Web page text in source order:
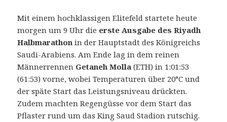
Mit einem hochklassigen Elitefeld startete heute
morgen um 9 Uhr die erste Ausgabe des Riyadh
Halbmarathon in der Hauptstadt des Königreichs
Saudi-Arabiens. Am Ende lag in dem reinen
Männerrennen Getaneh Molla (ETH) in 1:01:53
(61:53) vorne, wobei Temperaturen über 20°C und
der späte Start das Leistungsniveau drückten.
Zudem machten Regengüsse vor dem Start das
Pflaster rund um das King Saud Stadion rutschig.